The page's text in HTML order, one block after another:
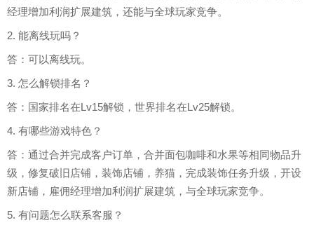
经理增加利润扩展建筑，还能与全球玩家竞争。
2. 能离线玩吗？
答：可以离线玩。
3. 怎么解锁排名？
答：国家排名在Lv15解锁，世界排名在Lv25解锁。
4. 有哪些游戏特色？
答：通过合并完成客户订单，合并面包咖啡和水果等相同物品升
级，修复破旧店铺，装饰店铺，养猫，完成装饰任务升级，开设
新店铺，雇佣经理增加利润扩展建筑，与全球玩家竞争。
5. 有问题怎么联系客服？